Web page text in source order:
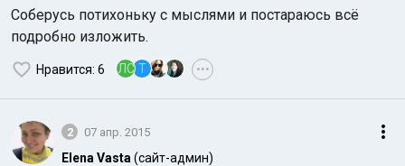
Соберусь потихоньку с мыслями и постараюсь всё
подробно изложить.
Нравится: 6 ЛС T •••
2 07 апр. 2015
Elena Vasta (сайт-админ)